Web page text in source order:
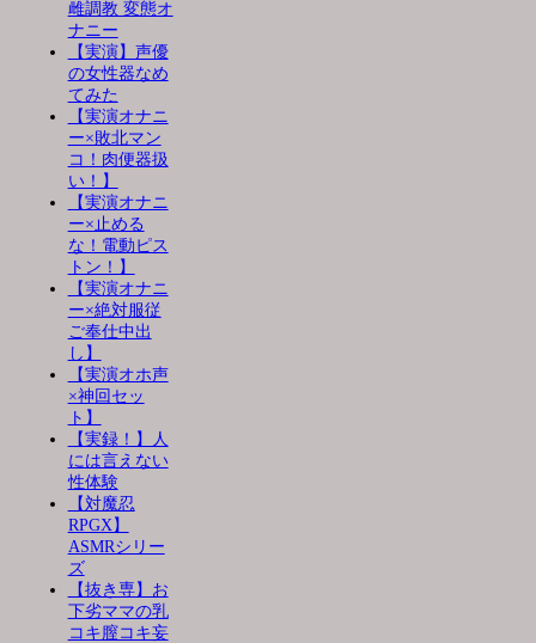
雌調教 変態オ
ナニー
【実演】声優
の女性器なめ
てみた
【実演オナニ
ー×敗北マン
コ！肉便器扱
い！】
【実演オナニ
ー×止める
な！電動ピス
トン！】
【実演オナニ
ー×絶対服従
ご奉仕中出
し】
【実演オホ声
×神回セッ
ト】
【実録！】人
には言えない
性体験
【対魔忍
RPGX】
ASMRシリー
ズ
【抜き専】お
下劣ママの乳
コキ膣コキ妄